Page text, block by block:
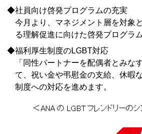
◆社員向け啓発プログラムの充実
今月より、マネジメント層を対象
る理解促進に向けた啓発プログラ
◆福利厚生制度のLGBT対応
「同性パートナーを配偶者とみな
て、祝い金や弔慰金の支給、休暇
制度への対応を進めます。